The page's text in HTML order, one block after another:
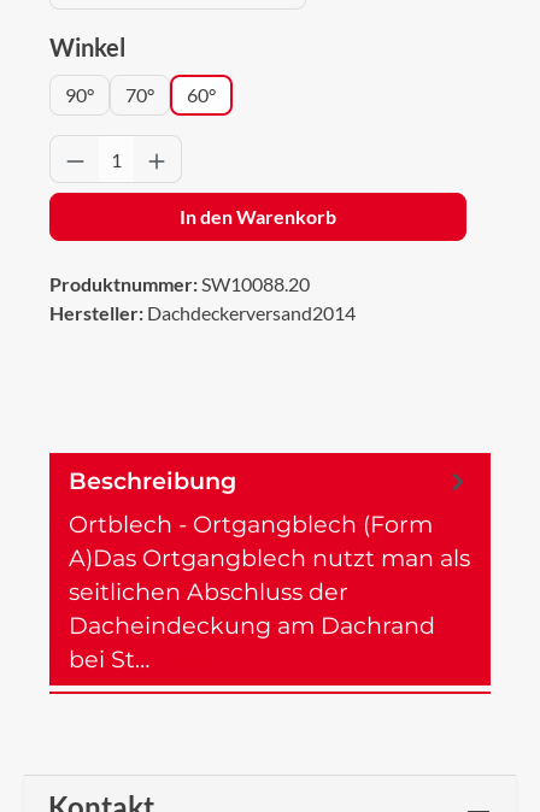
Winkel
90° 70° 60°
Produkt Anzahl: Gib den gewünschten
In den Warenkorb
Produktnummer:SW10088.20
Hersteller: Dachdeckerversand2014
Beschreibung
Ortblech - Ortgangblech (Form
A)Das Ortgangblech nutzt man als
seitlichen Abschluss der
Dacheindeckung am Dachrand
bei St…